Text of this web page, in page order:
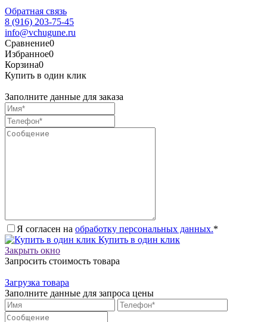
Обратная связь
8 (916) 203-75-45
info@vchugune.ru
Сравнение0
Избранное0
Корзина0
Купить в один клик
Заполните данные для заказа
Я согласен на обработку персональных данных.*
Купить в один клик
Закрыть окно
Запросить стоимость товара
Загрузка товара
Заполните данные для запроса цены